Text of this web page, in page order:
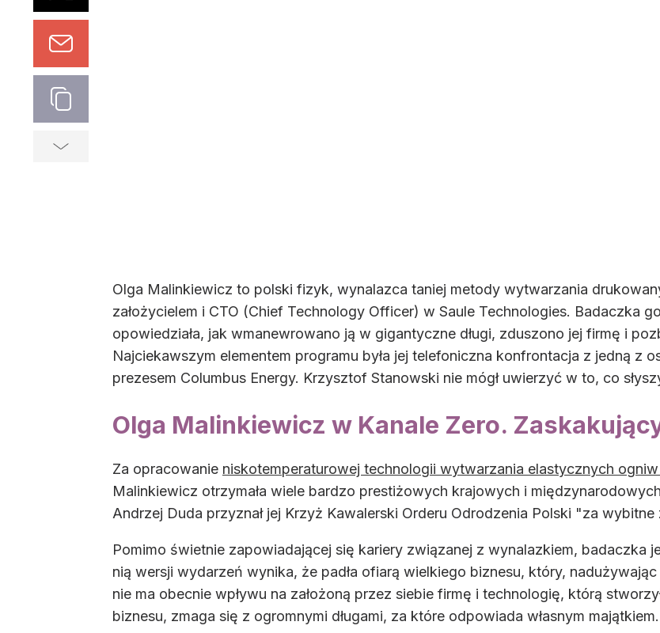
Olga Malinkiewicz to polski fizyk, wynalazca taniej metody wytwarzania
założycielem i CTO (Chief Technology Officer) w Saule Technologies. Badaczka
opowiedziała, jak wmanewrowano ją w gigantyczne długi, zduszono jej firmę i
Najciekawszym elementem programu była jej telefoniczna konfrontacja z jedną z
prezesem Columbus Energy. Krzysztof Stanowski nie mógł uwierzyć w to, co
Olga Malinkiewicz w Kanale Zero.
Za opracowanie niskotemperaturowej technologii wytwarzania elastycznych
Malinkiewicz otrzymała wiele bardzo prestiżowych krajowych i
Andrzej Duda przyznał jej Krzyż Kawalerski Orderu Odrodzenia Polski "za
Pomimo świetnie zapowiadającej się kariery związanej z wynalazkiem, badaczka
nią wersji wydarzeń wynika, że padła ofiarą wielkiego biznesu, który,
nie ma obecnie wpływu na założoną przez siebie firmę i technologię, którą
biznesu, zmaga się z ogromnymi długami, za które odpowiada własnym majątkiem.